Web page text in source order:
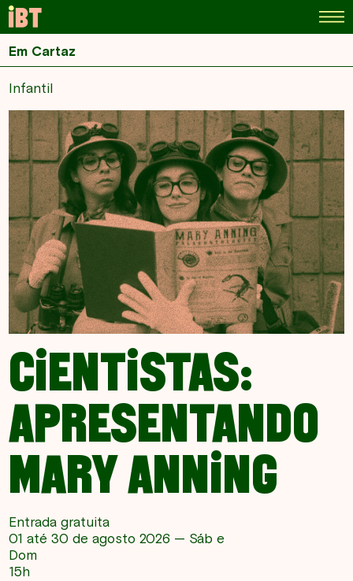
Em Cartaz
Infantil
CIENTISTAS:
APRESENTANDO
MARY ANNING
Entrada gratuita
01 até 30 de agosto 2026 — Sáb e
Dom
15h